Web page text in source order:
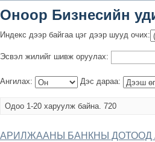
Оноор Бизнесийн
Индекс дээр байгаа цэг дээр шууд очих:
Эсвэл жилийг шивж оруулах:
Ангилах: Дэс дараа:
Одоо 1-20 харуулж байна. 720
АРИЛЖААНЫ БАНКНЫ ДОТООД